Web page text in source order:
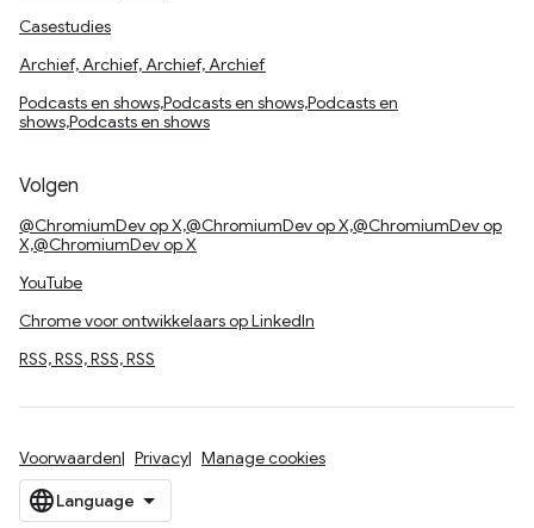
Casestudies
Archief, Archief, Archief, Archief
Podcasts en shows,Podcasts en shows,Podcasts en
shows,Podcasts en shows
Volgen
@ChromiumDev op X,@ChromiumDev op X,@ChromiumDev op
X,@ChromiumDev op X
YouTube
Chrome voor ontwikkelaars op LinkedIn
RSS, RSS, RSS, RSS
Voorwaarden Privacy Manage cookies